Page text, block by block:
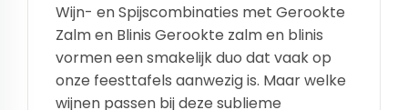
Wijn- en Spijscombinaties met Gerookte
Zalm en Blinis Gerookte zalm en blinis
vormen een smakelijk duo dat vaak op
onze feesttafels aanwezig is. Maar welke
wijnen passen bij deze sublieme